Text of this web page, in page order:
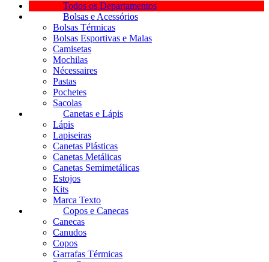
Todos os Departamentos
Bolsas e Acessórios
Bolsas Térmicas
Bolsas Esportivas e Malas
Camisetas
Mochilas
Nécessaires
Pastas
Pochetes
Sacolas
Canetas e Lápis
Lápis
Lapiseiras
Canetas Plásticas
Canetas Metálicas
Canetas Semimetálicas
Estojos
Kits
Marca Texto
Copos e Canecas
Canecas
Canudos
Copos
Garrafas Térmicas